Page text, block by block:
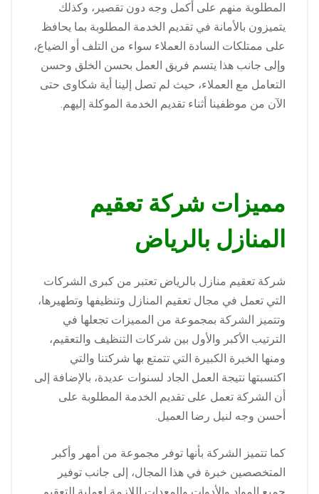
المطلوبة منهم على أكمل وجه دون تقصير، وكذلك
يتميزون بالأمانة في تقديم الخدمة المطلوبة بما يحافظ
على ممتلكات السادة العملاء سواء من التلف أو الضياع،
وإلى جانب هذا يتسم فريق العمل بحسن الخلق وحسن
التعامل مع العملاء، حيث لم تصل إلينا أية شكاوى حتى
الآن من موظفينا أثناء تقديم الخدمة الموكلة إليهم.
مميزات شركة تعقيم
المنازل بالرياض
شركة تعقيم منازل بالرياض تعتبر من كبرى الشركات
التي تعمل في مجال تعقيم المنازل وتنظيفها وتطهيرها،
وتتميز الشركة بمجموعة من المميزات تجعلها في
الترتيب الأكبر والأول بين شركات التنظيف والتعقيم،
ومنها الخبرة الكبيرة التي تتمتع بها شركتنا والتي
اكتسبتها نتيجة العمل الجاد لسنوات عديدة، بالإضافة إلى
أن الشركة تعمل على تقديم الخدمة المطلوبة على
أحسن وجه لنيل رضا العميل.
كما تتميز الشركة بأنها توفر مجموعة من أمهر وأكبر
المتخصصين خبرة في هذا المجال، إلى جانب توفير
جميع المواد والأدوات والمعدات اللازمة لعملية التعقيم